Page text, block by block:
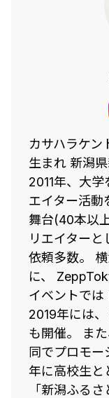
カサハラケ
生まれ 新潟
2011年、大
エイター活動
舞台(40本以
リエイター
依頼多数。
に、
イベントでは
2019年には
も開催。 ま
同でプロモ
年に高校生と
「新潟ふる